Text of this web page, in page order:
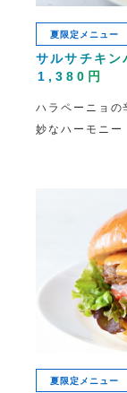
夏限定メニュー
サルサチキン
1,380円
ハラペーニョの
妙なハーモニー
夏限定メニュー